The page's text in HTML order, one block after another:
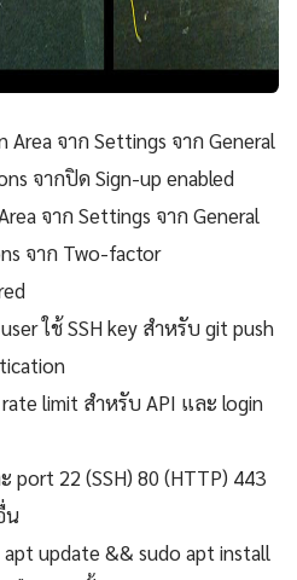
Area จาก Settings จาก General
จากปิด Sign-up enabled
จาก Settings จาก General
จาก Two-factor
ใช้ SSH key สำหรับ git push
limit สำหรับ API และ login
port 22 (SSH) 80 (HTTP) 443
น
update && sudo apt install